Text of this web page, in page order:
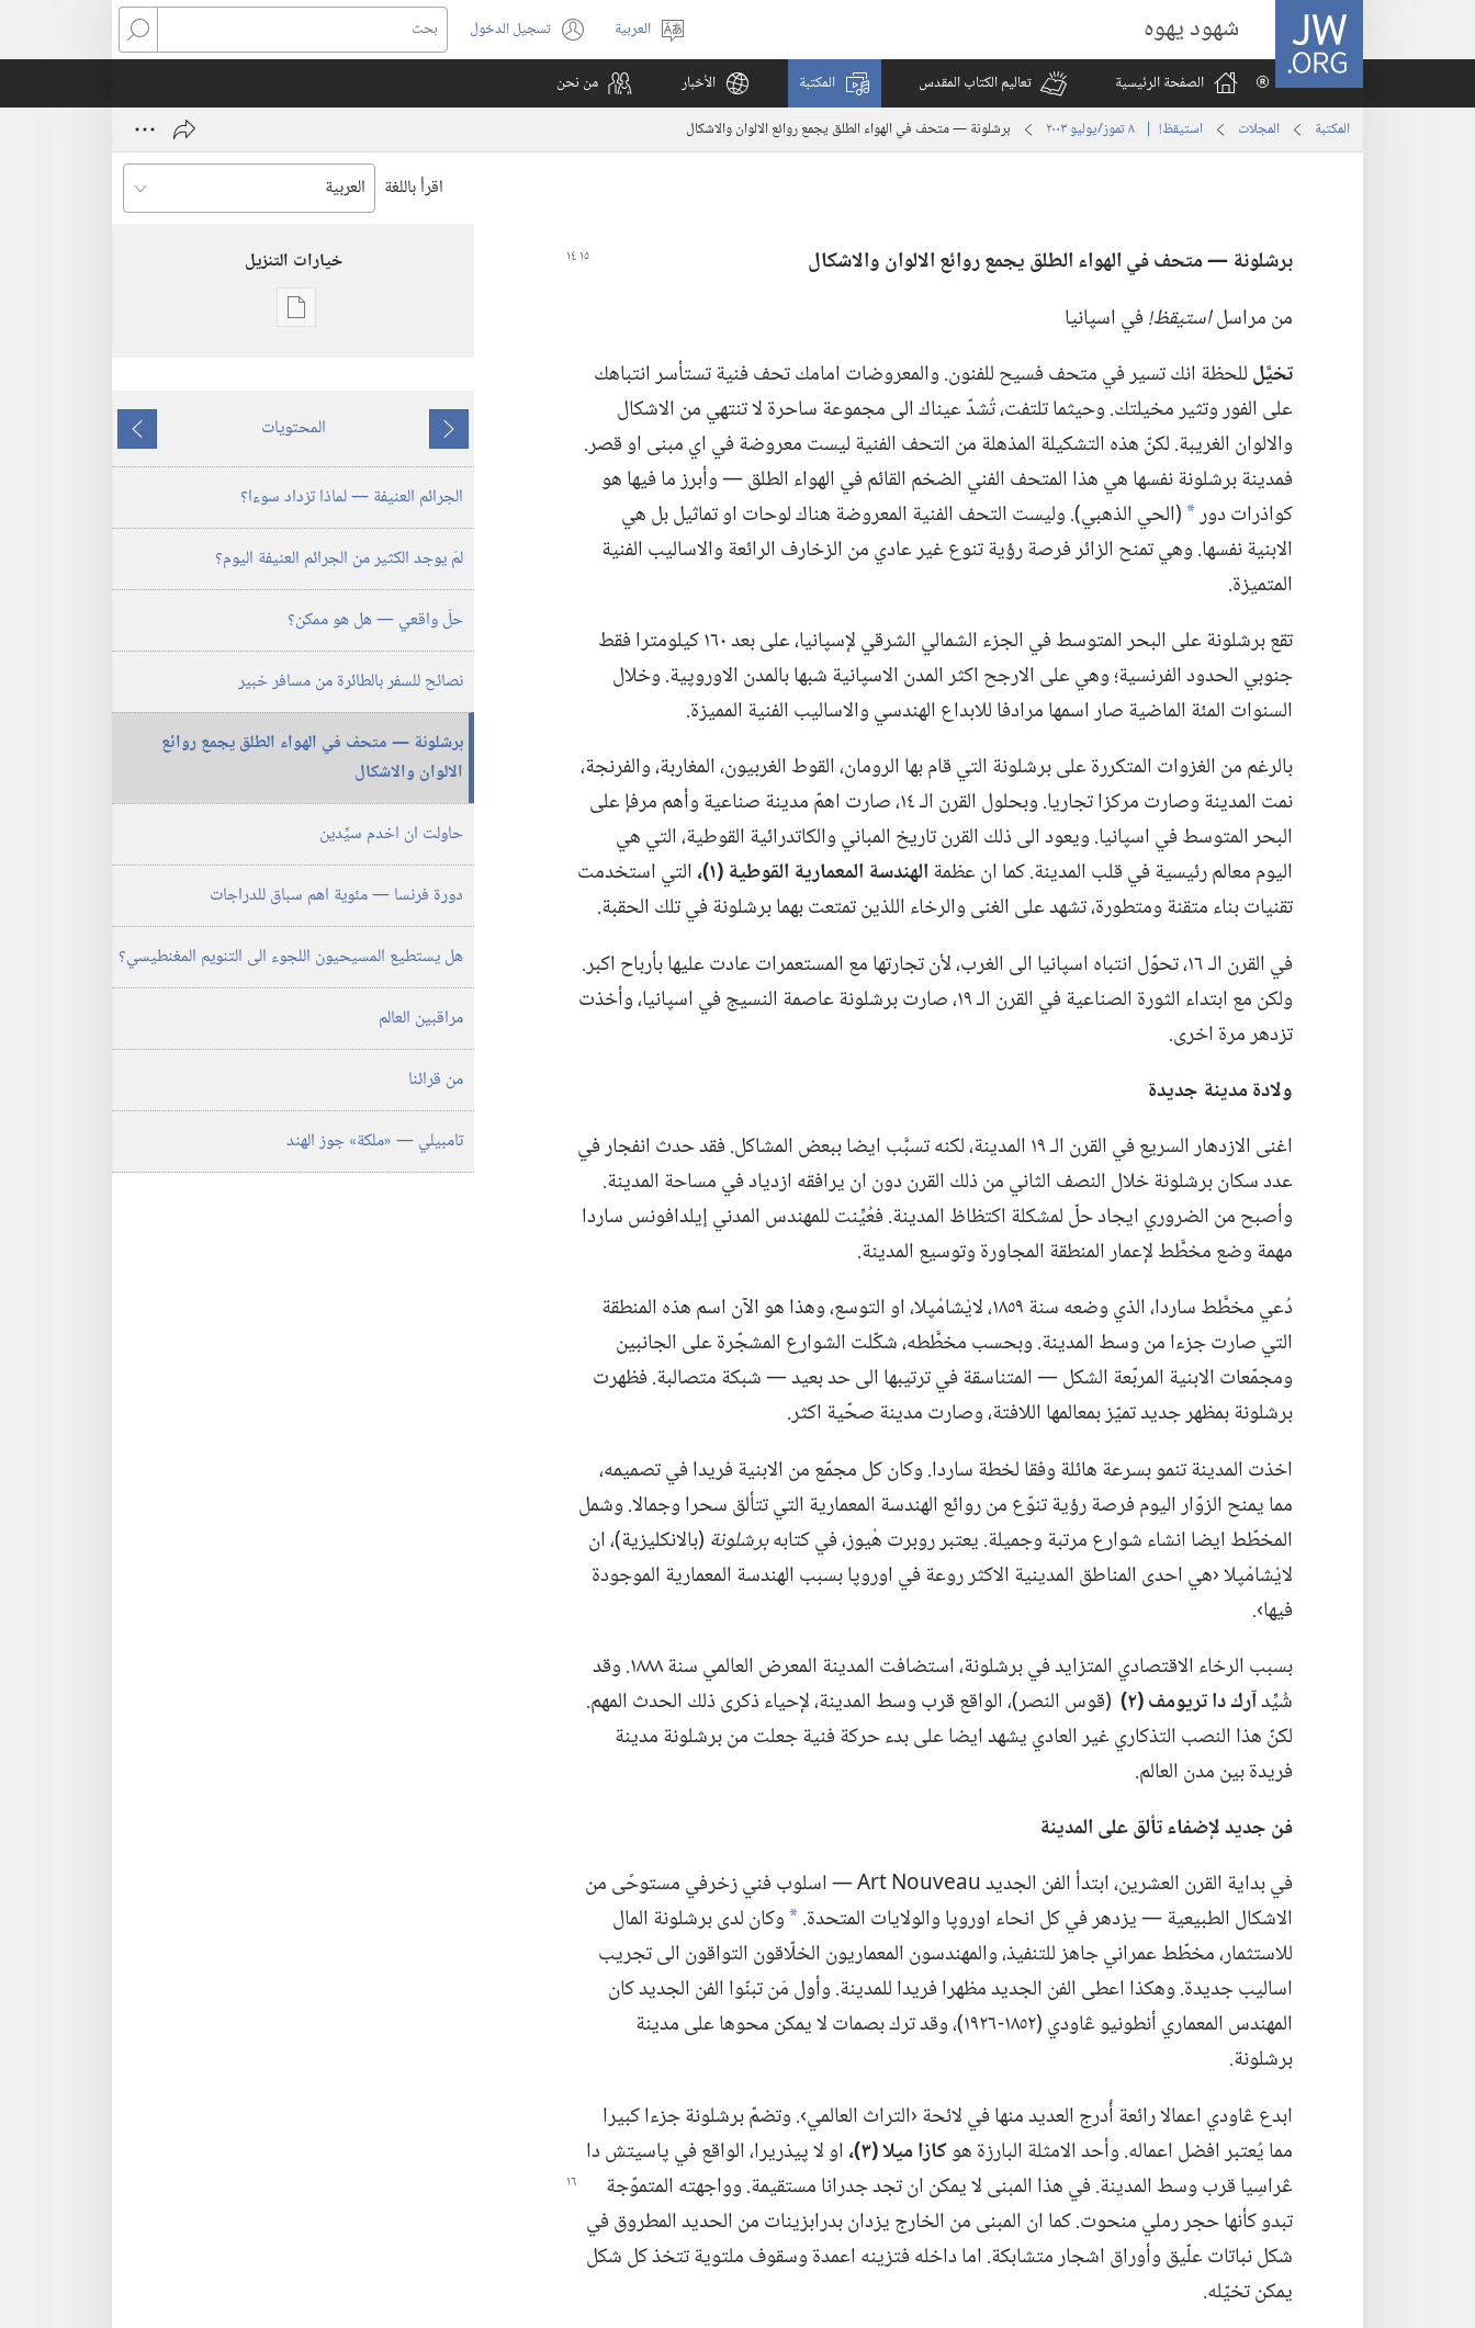
JW.ORG شهود يهوه
اختر
اللغة
العربية تسجيل الدخول
(يفتح
نافذة
بحث
الصفحة الرئيسية
تعاليم الكتاب المقدس المكتبة الأخبار من نحن
المكتبة المجلات استيقظ‏!‏ | ‏‎ ٨‏ ‏‎تموز/يوليو‏ ‎٢٠٠٣ برشلونة —‏ متحف في الهواء الطلق يجمع روائع الالوان والاشكال
اقرأ باللغة
برشلونة —‏ متحففيالهواء الطلق يجمع روائع الالوان والاشكال
من مراسلاستيقظ!‏في اسپانيا
تخيَّلللحظة انك تسير في متحف فسيح للفنون.‏ والمعروضات امامك تحف فنية تستأسر انتباهك
على الفور وتثير مخيلتك.‏ وحيثما تلتفت،‏ تُشدّ عيناك الى مجموعة ساحرة لا تنتهي من الاشكال
والالوان الغريبة.‏ لكنّ هذه التشكيلة المذهلة من التحف الفنية ليست معروضة في اي مبنى او قصر.‏
فمدينة برشلونة نفسها هي هذا المتحف الفني الضخم القائم في الهواء الطلق —‏ وأبرز ما فيها هو
كواذرات دور* (‏الحي الذهبي)‏.‏ وليست التحف الفنية المعروضة هناك لوحات او تماثيل بل هي
الابنية نفسها.‏ وهي تمنح الزائر فرصة رؤية تنوع غير عادي من الزخارف الرائعة والاساليب الفنية
المتميزة.‏
تقع برشلونة على البحر المتوسط في الجزء الشمالي الشرقي لإسپانيا،‏ على بعد ١٦٠ كيلومترا فقط
جنوبي الحدود الفرنسية؛‏ وهي على الارجح اكثر المدن الاسپانية شبها بالمدن الاوروپية.‏ وخلال
السنوات المئة الماضية صار اسمها مرادفا للابداع الهندسي والاساليب الفنية المميزة.‏
بالرغم من الغزوات المتكررة على برشلونة التي قام بها الرومان،‏ القوط الغربيون،‏ المغاربة،‏ والفرنجة،‏
نمت المدينة وصارت مركزا تجاريا.‏ وبحلول القرن الـ‍ ١٤،‏ صارت اهمّ مدينة صناعية وأهم مرفإ على
البحر المتوسط في اسپانيا.‏ ويعود الى ذلك القرن تاريخ المباني والكاتدرائية القوطية،‏ التي هي
اليوم معالم رئيسية في قلب المدينة.‏ كما ان عظمةالهندسة المعمارية القوطية (‏١)‏،‏
التي استخدمت
تقنيات بناء متقنة ومتطورة،‏ تشهد على الغنى والرخاء اللذين تمتعت بهما برشلونة في تلك الحقبة.‏
في القرن الـ‍ ١٦،‏ تحوّل انتباه اسپانيا الى الغرب،‏ لأن تجارتها مع المستعمرات عادت عليها بأرباح اكبر.‏
ولكن مع ابتداء الثورة الصناعية في القرن الـ‍ ١٩،‏ صارت برشلونة عاصمة النسيج في اسپانيا،‏ وأخذت
تزدهر مرة اخرى.‏
ولادة مدينة جديدة
اغنى الازدهار السريع في القرن الـ‍ ١٩ المدينة،‏ لكنه تسبَّب ايضا ببعض المشاكل.‏ فقد حدث انفجار في
عدد سكان برشلونة خلال النصف الثاني من ذلك القرن دون ان يرافقه ازدياد في مساحة المدينة.‏
وأصبح من الضروري ايجاد حلّ لمشكلة اكتظاظ المدينة.‏ فعُيِّنت للمهندس المدني إيلدافونس ساردا
مهمة وضع مخطَّط لإعمار المنطقة المجاورة وتوسيع المدينة.‏
دُعي مخطَّط ساردا،‏ الذي وضعه سنة ١٨٥٩،‏ لايْشامْپلا،‏ او التوسع،‏ وهذا هو الآن اسم هذه المنطقة
التي صارت جزءا من وسط المدينة.‏ وبحسب مخطَّطه،‏ شكّلت الشوارع المشجّرة على الجانبين
ومجمّعات الابنية المربّعة الشكل —‏ المتناسقة في ترتيبها الى حد بعيد —‏ شبكة متصالبة.‏ فظهرت
برشلونة بمظهر جديد تميّز بمعالمها اللافتة،‏ وصارت مدينة صحّية اكثر.‏
اخذت المدينة تنمو بسرعة هائلة وفقا لخطة ساردا.‏ وكان كل مجمّع من الابنية فريدا في تصميمه،‏
مما يمنح الزوّار اليوم فرصة رؤية تنوّع من روائع الهندسة المعمارية التي تتألق سحرا وجمالا.‏ وشمل
المخطّط ايضا انشاء شوارع مرتبة وجميلة.‏ يعتبر روبرت هْيوز،‏ في كتابهبرشلونة ‏(‏بالانكليزية)‏،‏ ان
لايْشامْپلا ‹هي احدى المناطق المدينية الاكثر روعة في اوروپا بسبب الهندسة المعمارية الموجودة
فيها›.‏
بسبب الرخاء الاقتصادي المتزايد في برشلونة،‏ استضافت المدينة المعرض العالمي سنة ١٨٨٨.‏ وقد
شُيِّدآرك دا تريومف (‏٢)‏
‏(‏قوس النصر)‏،‏ الواقع قرب وسط المدينة،‏ لإحياء ذكرى ذلك الحدث المهم.‏
لكنّ هذا النصب التذكاري غير العادي يشهد ايضا على بدء حركة فنية جعلت من برشلونة مدينة
فريدة بين مدن العالم.‏
فن جديد لإضفاء تألق على المدينة
في بداية القرن العشرين،‏ ابتدأ الفن الجديد Art Nouveau —‏ اسلوب فني زخرفي مستوحًى من
الاشكال الطبيعية —‏ يزدهر في كل انحاء اوروپا والولايات المتحدة.‏ * وكان لدى برشلونة المال
للاستثمار،‏ مخطّط عمراني جاهز للتنفيذ،‏ والمهندسون المعماريون الخلّاقون التواقون الى تجريب
اساليب جديدة.‏ وهكذا اعطى الفن الجديد مظهرا فريدا للمدينة.‏ وأول مَن تبنّوا الفن الجديد كان
المهندس المعماري أنطونيو ڠاودي (‏١٨٥٢-‏١٩٢٦)‏،‏ وقد ترك بصمات لا يمكن محوها على مدينة
برشلونة.‏
ابدع ڠاودي اعمالا رائعة أُدرج العديد منها في لائحة ‹التراث العالمي›.‏ وتضمّ برشلونة جزءا كبيرا
مما يُعتبر افضل اعماله.‏ وأحد الامثلة البارزة هوكازا ميلا (‏٣)‏،‏
او لا پيذريرا،‏ الواقع في پاسيتش دا
ڠراسِيا قرب وسط المدينة.‏ في هذا المبنى لا يمكن ان تجدجدرانا مستقيمة.‏ وواجهته المتموّجة
تبدو كأنها حجر رملي منحوت.‏ كما ان المبنى من الخارج يزدان بدرابزينات من الحديد المطروق في
شكل نباتات علّيق وأوراق اشجار متشابكة.‏ اما داخله فتزينه اعمدة وسقوف ملتوية تتخذ كل شكل
يمكن تخيّله.‏
خيارات التنزيل
خيارات
٨‏ ‏‎تموز/
يوليو‏
‎٢٠٠٣
ما
يسبق
المحتويات
ما
يلي
الجرائم العنيفة —‏ لماذا تزداد سوءا؟‏
لمَ يوجد الكثير من الجرائم العنيفة اليوم؟‏
حلّ واقعي —‏ هل هو ممكن؟‏
نصائح للسفر بالطائرة من مسافر خبير
برشلونة —‏ متحف في الهواء الطلق يجمع روائع
الالوان والاشكال
حاولت ان اخدم سيِّدين
دورة فرنسا —‏ مئوية اهم سباق للدراجات
هل يستطيع المسيحيون اللجوء الى التنويم المغنطيسي؟‏
مراقبين العالم
من قرائنا
تامبيلي —‏ «ملكة» جوز الهند